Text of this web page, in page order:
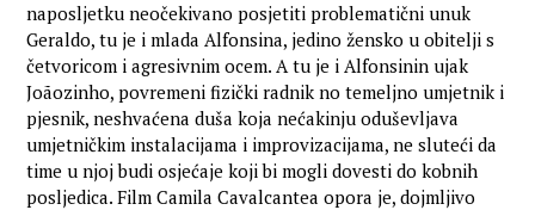
naposljetku neočekivano posjetiti problematični unuk
Geraldo, tu je i mlada Alfonsina, jedino žensko u obitelji s
četvoricom i agresivnim ocem. A tu je i Alfonsinin ujak
Joãozinho, povremeni fizički radnik no temeljno umjetnik i
pjesnik, neshvaćena duša koja nećakinju oduševljava
umjetničkim instalacijama i improvizacijama, ne sluteći da
time u njoj budi osjećaje koji bi mogli dovesti do kobnih
posljedica. Film Camila Cavalcantea opora je, dojmljivo